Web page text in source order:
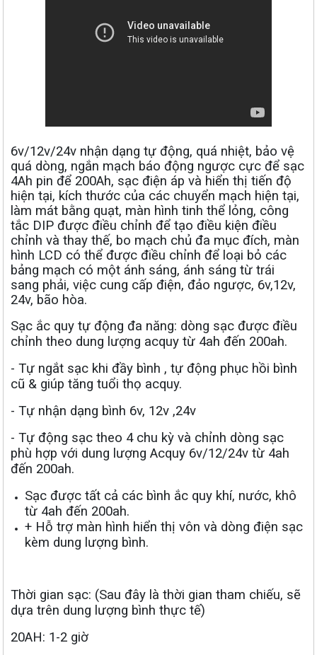
6v/12v/24v nhận dạng tự động, quá nhiệt, bảo vệ
quá dòng, ngắn mạch báo động ngược cực để sạc
4Ah pin để 200Ah, sạc điện áp và hiển thị tiến độ
hiện tại, kích thước của các chuyển mạch hiện tại,
làm mát bằng quạt, màn hình tinh thể lỏng, công
tắc DIP được điều chỉnh để tạo điều kiện điều
chỉnh và thay thế, bo mạch chủ đa mục đích, màn
hình LCD có thể được điều chỉnh để loại bỏ các
bảng mạch có một ánh sáng, ánh sáng từ trái
sang phải, việc cung cấp điện, đảo ngược, 6v,12v,
24v, bão hòa.
Sạc ắc quy tự động đa năng: dòng sạc được điều
chỉnh theo dung lượng acquy từ 4ah đến 200ah.
- Tự ngắt sạc khi đầy bình , tự động phục hồi bình
cũ & giúp tăng tuổi thọ acquy.
- Tự nhận dạng bình 6v, 12v ,24v
- Tự động sạc theo 4 chu kỳ và chỉnh dòng sạc
phù hợp với dung lượng Acquy 6v/12/24v từ 4ah
đến 200ah.
Sạc được tất cả các bình ắc quy khí, nước, khô
từ 4ah đến 200ah.
+ Hỗ trợ màn hình hiển thị vôn và dòng điện sạc
kèm dung lượng bình.
Thời gian sạc: (Sau đây là thời gian tham chiếu, sẽ
dựa trên dung lượng bình thực tế)
20AH: 1-2 giờ